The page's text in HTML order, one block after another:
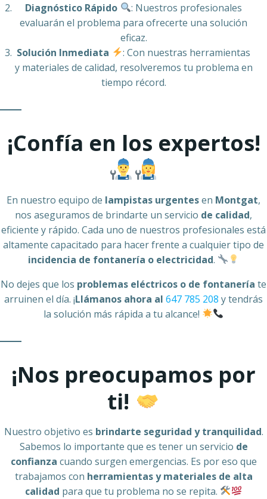
Diagnóstico Rápido
: Nuestros profesionales
evaluarán el problema para ofrecerte una solución
eficaz.
Solución Inmediata
: Con nuestras herramientas
y materiales de calidad, resolveremos tu problema en
tiempo récord.
¡Confía en los expertos!
En nuestro equipo de lampistas urgentesen Montgat,
nos aseguramos de brindarte un servicio de calidad,
eficiente y rápido. Cada uno de nuestros profesionales está
altamente capacitado para hacer frente a cualquier tipo de
incidencia de fontanería o electricidad.
No dejes que los problemas eléctricos o de fontanería te
arruinen el día. ¡Llámanos ahora al 647 785 208 y tendrás
la solución más rápida a tu alcance!
¡Nos preocupamos por
ti!
Nuestro objetivo es brindarte seguridad y tranquilidad.
Sabemos lo importante que es tener un servicio de
confianza cuando surgen emergencias. Es por eso que
trabajamos con herramientas y materiales de alta
calidad para que tu problema no se repita.